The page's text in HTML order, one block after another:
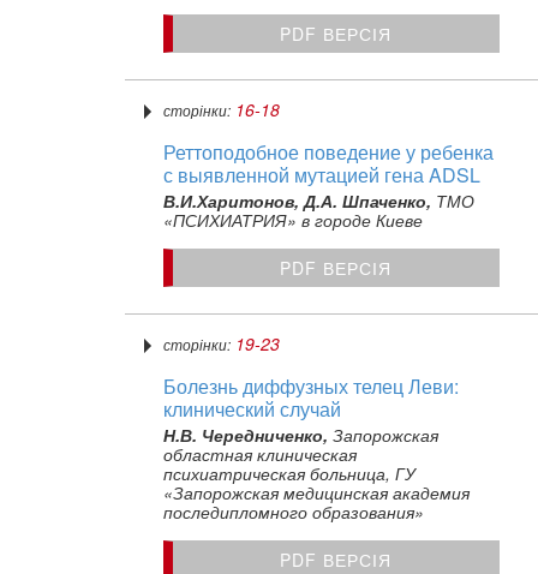
PDF ВЕРСІЯ
сторінки: 16-18
Реттоподобное поведение у ребенка
с выявленной мутацией гена ADSL
В.И.Харитонов, Д.А. Шпаченко, ТМО
«ПСИХИАТРИЯ» в городе Киеве
PDF ВЕРСІЯ
сторінки: 19-23
Болезнь диффузных телец Леви:
клинический случай
Н.В. Чередниченко, Запорожская
областная клиническая
психиатрическая больница, ГУ
«Запорожская медицинская академия
последипломного образования»
PDF ВЕРСІЯ